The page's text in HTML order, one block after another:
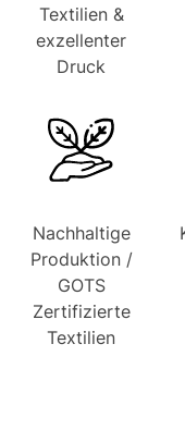
Textilien &
exzellenter
Druck
Nachhaltige
Produktion /
GOTS
Zertifizierte
Textilien